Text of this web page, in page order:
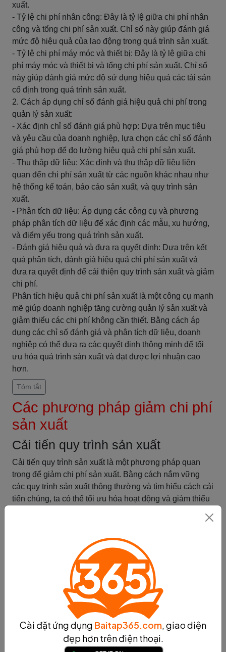
xuất.
- Tỷ lệ chi phí nhân công: Đây là tỷ lệ giữa chi phí nhân
công và tổng chi phí sản xuất. Chỉ số này giúp đánh giá
mức độ hiệu quả của lao động trong quá trình sản xuất.
- Tỷ lệ chi phí máy móc và thiết bị: Đây là tỷ lệ giữa chi
phí máy móc và thiết bị và tổng chi phí sản xuất. Chỉ số
này giúp đánh giá mức độ sử dụng hiệu quả các tài sản
cố định trong quá trình sản xuất.
2. Cách áp dụng chỉ số đánh giá hiệu quả chi phí trong
quản lý sản xuất:
- Xác định chỉ số đánh giá phù hợp: Dựa trên mục tiêu
và yêu cầu của doanh nghiệp, lựa chọn các chỉ số đánh
giá phù hợp để đo lường hiệu quả chi phí sản xuất.
- Thu thập dữ liệu: Xác định và thu thập dữ liệu liên
quan đến chi phí sản xuất từ các nguồn khác nhau như
hệ thống kế toán, báo cáo sản xuất, và quy trình sản
xuất.
- Phân tích dữ liệu: Áp dụng các công cụ và phương
pháp phân tích dữ liệu để xác định các mẫu, xu hướng,
và điểm yếu trong quá trình sản xuất.
- Đánh giá hiệu quả và đưa ra quyết định: Dựa trên kết
quả phân tích, đánh giá hiệu quả chi phí sản xuất và
đưa ra quyết định để cải thiện quy trình sản xuất và giảm
chi phí.
Phân tích hiệu quả chi phí sản xuất là một công cụ mạnh
mẽ giúp doanh nghiệp tăng cường quản lý sản xuất và
giảm thiểu các chi phí không cần thiết. Bằng cách áp
dụng các chỉ số đánh giá và phân tích dữ liệu, doanh
nghiệp có thể đưa ra các quyết định thông minh để tối
ưu hóa quá trình sản xuất và đạt được lợi nhuận cao
hơn.
Tóm tắt
Các phương pháp giảm chi phí
sản xuất
Cải tiến quy trình sản xuất
Cải tiến quy trình sản xuất là một phương pháp quan
trọng để giảm chi phí sản xuất. Bằng cách nắm vững
các quy trình sản xuất thông thường và tìm hiểu cách cải
tiến chúng, ta có thể tối ưu hóa hoạt động và giảm thiểu
gồm việc nắm vững các bước thực hiện từ khi nhận đơn
hàng đến khi giao hàng, các quy trình kiểm tra chất
lượng, quản lý kho và vận chuyển.
Sau đó, ta cần xác định những khía cạnh có thể cải tiến
trong quy trình sản xuất. Điều này có thể bao gồm tìm
cách rút ngắn thời gian sản xuất, giảm thiểu số lượng
công đoạn không cần thiết, tăng cường sử dụng công
nghệ tiên tiến, và tối ưu hóa quy trình làm việc của nhân
Cài đặt ứng dụng Baitap365.com, giao diện
đẹp hơn trên điện thoại.